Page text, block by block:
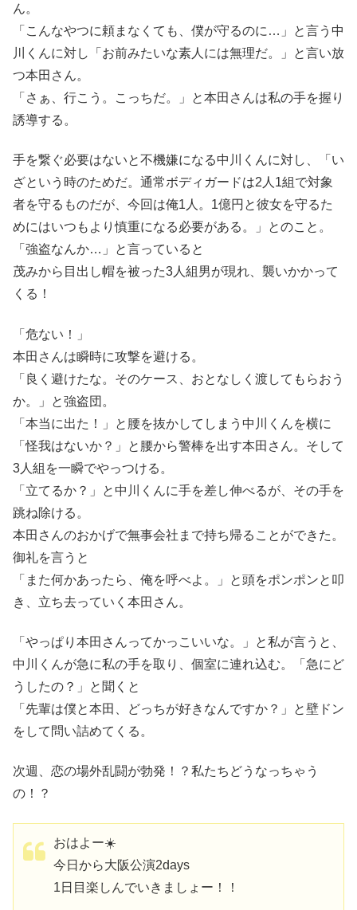
ん。
「こんなやつに頼まなくても、僕が守るのに…」と言う中
川くんに対し「お前みたいな素人には無理だ。」と言い放
つ本田さん。
「さぁ、行こう。こっちだ。」と本田さんは私の手を握り
誘導する。
手を繋ぐ必要はないと不機嫌になる中川くんに対し、「い
ざという時のためだ。通常ボディガードは2人1組で対象
者を守るものだが、今回は俺1人。1億円と彼女を守るた
めにはいつもより慎重になる必要がある。」とのこと。
「強盗なんか…」と言っていると
茂みから目出し帽を被った3人組男が現れ、襲いかかって
くる！
「危ない！」
本田さんは瞬時に攻撃を避ける。
「良く避けたな。そのケース、おとなしく渡してもらおう
か。」と強盗団。
「本当に出た！」と腰を抜かしてしまう中川くんを横に
「怪我はないか？」と腰から警棒を出す本田さん。そして
3人組を一瞬でやっつける。
「立てるか？」と中川くんに手を差し伸べるが、その手を
跳ね除ける。
本田さんのおかげで無事会社まで持ち帰ることができた。
御礼を言うと
「また何かあったら、俺を呼べよ。」と頭をポンポンと叩
き、立ち去っていく本田さん。
「やっぱり本田さんってかっこいいな。」と私が言うと、
中川くんが急に私の手を取り、個室に連れ込む。「急にど
うしたの？」と聞くと
「先輩は僕と本田、どっちが好きなんですか？」と壁ドン
をして問い詰めてくる。
次週、恋の場外乱闘が勃発！？私たちどうなっちゃう
の！？
おはよー☀️
今日から大阪公演2days
1日目楽しんでいきましょー！！